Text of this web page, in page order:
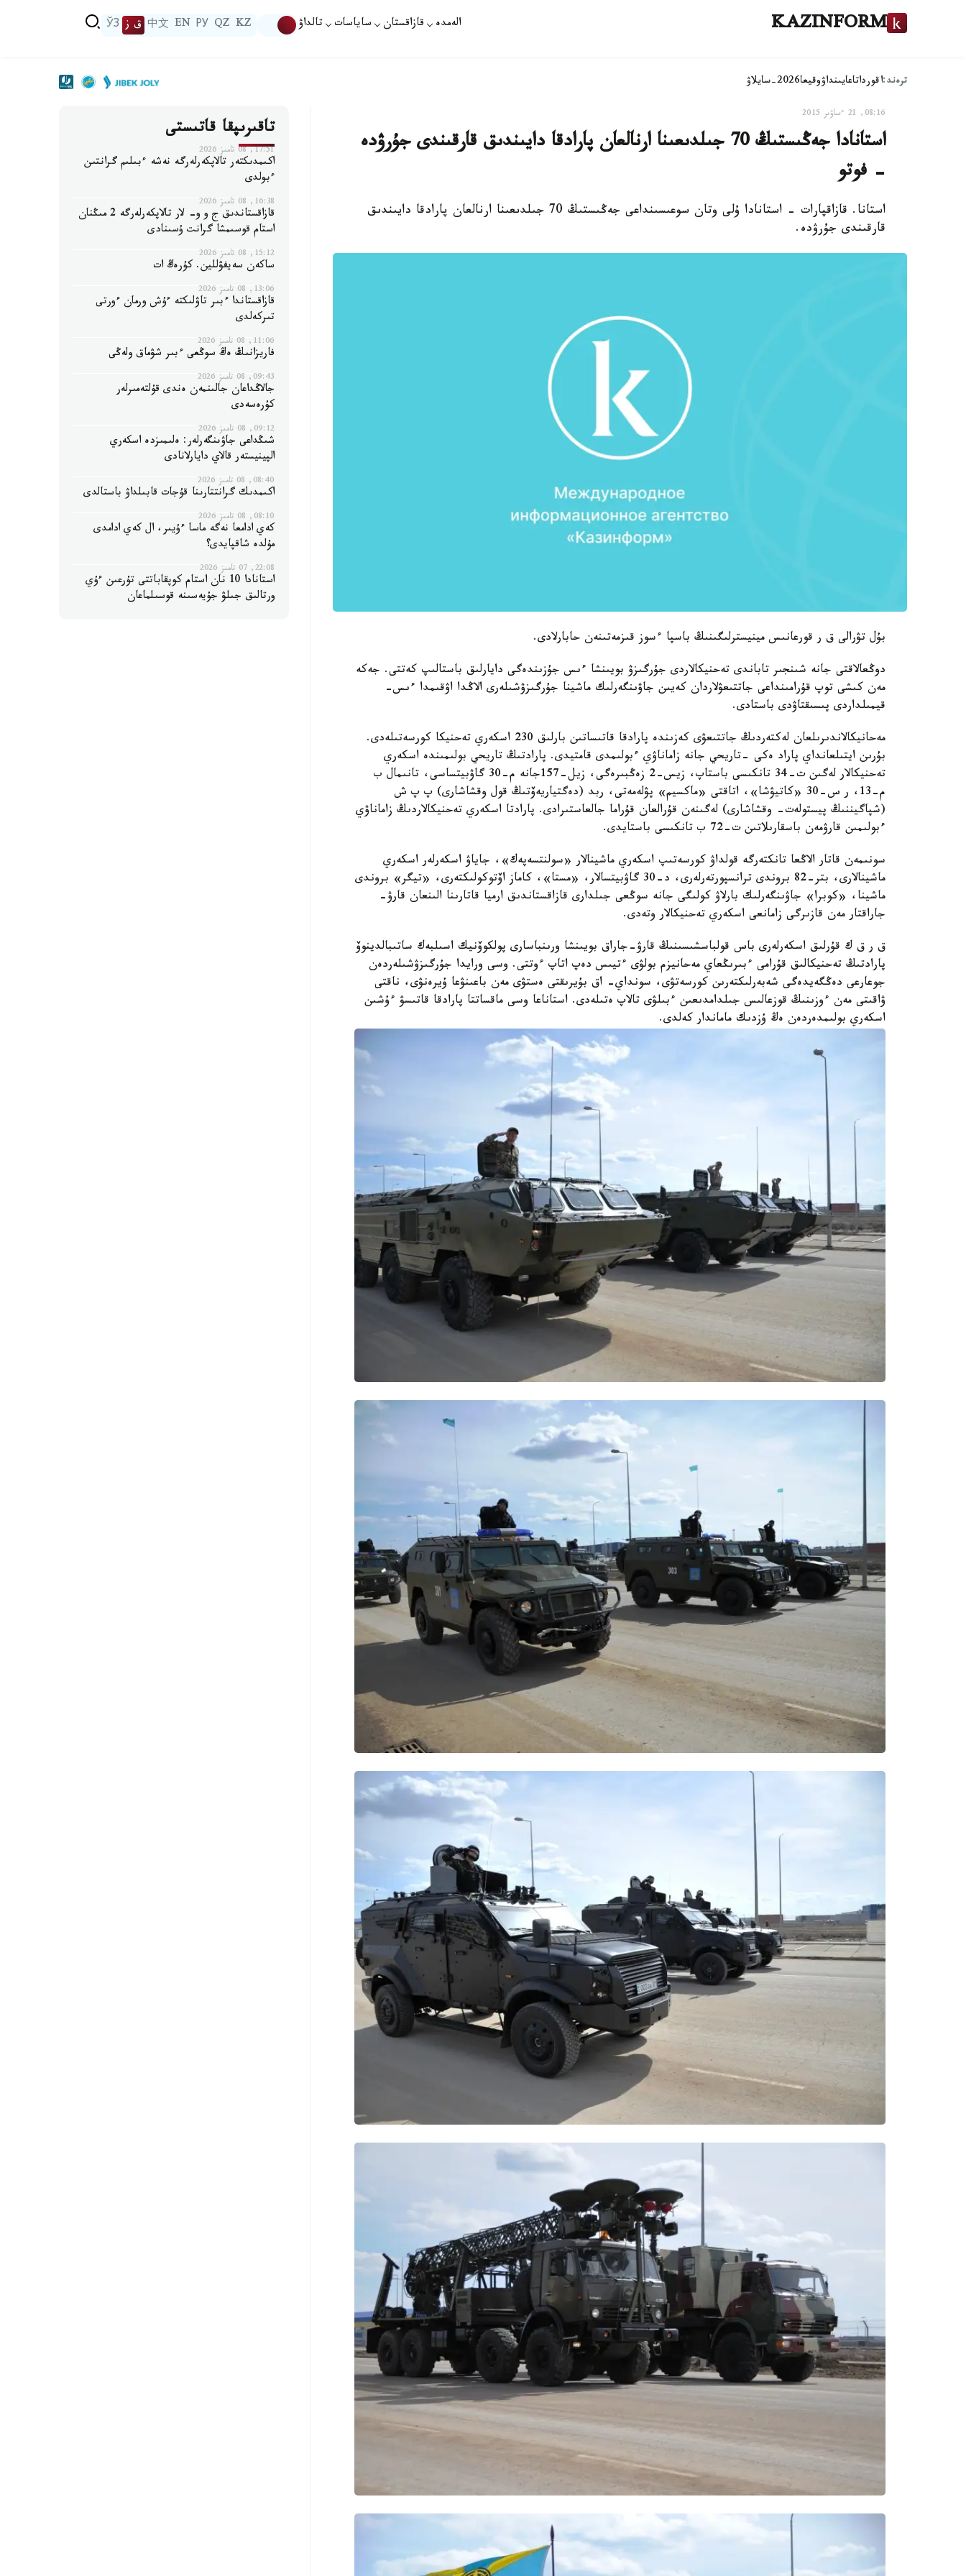
KAZINFORM الەمدە قازاقستان ساياسات تالداۋ KZ
QZ
РУ
EN
中文 ق ز ЎЗ
ترەند:اقورداتاعايىنداۋوقيعا2026-سايلاۋ
08:16, 21 ءساۋىر 2015
استانادا جەڭىستىڭ 70 جىلدىعىنا ارنالعان پارادقا دايىندىق قارقىندى جۇرۋدە
- فوتو
استانا. قازاقپارات - استانادا ۇلى وتان سوعىسىنداعى جەڭىستىڭ 70 جىلدىعىنا ارنالعان پارادقا دايىندىق
قارقىندى جۇرۋدە.
بۇل تۋرالى ق ر قورعانىس مينيسترلىگىنىڭ باسپا ءسوز قىزمەتىنەن حابارلادى.
دوڭعالاقتى جانە شىنجىر تاباندى تەحنيكالاردى جۇرگىزۋ بويىنشا ءىس جۇزىندەگى دايارلىق باستالىپ كەتتى. جەكە
مەن كىشى توپ قۇرامىنداعى جاتتىعۋلاردان كەيىن جاۋىنگەرلىك ماشينا جۇرگىزۋشىلەرى الاڭدا اۋقىمدا ءىس-
قيمىلداردى پىسىقتاۋدى باستادى.
مەحانيكالاندىرىلعان لەكتەردىڭ جاتتىعۋى كەزىندە پارادقا قاتىساتىن بارلىق 230 اسكەري تەحنيكا كورسەتىلەدى.
بۇرىن ايتىلعانداي پاراد ەكى -تاريحي جانە زاماناۋي ءبولىمدى قامتيدى. پارادتىڭ تاريحي بولىمىندە اسكەري
تەحنيكالار لەگىن ت-34 تانكىسى باستاپ، زيس-2 زەڭبىرەگى، زيل-157جانە م-30 گاۋبيتساسى، تانىمال ب
م-13، ر س-30 «كاتيۋشا»، اتاقتى «ماكسيم» پۋلەمەتى، ربد (دەگتياريەۆتىڭ قول وقشاشارى) پ پ ش
(شپاگيننىڭ پيستولەت- وقشاشارى) لەگىنەن قۇرالعان قۇراما جالعاستىرادى. پارادتا اسكەري تەحنيكالاردىڭ زاماناۋي
ءبولىمىن قارۋمەن باسقارىلاتىن ت-72 ب تانكىسى باستايدى.
سونىمەن قاتار الاڭعا تانكتەرگە قولداۋ كورسەتىپ اسكەري ماشينالار «سولنتسەپەك»، جاياۋ اسكەرلەر اسكەري
ماشينالارى، بتر-82 بروندى ترانسپورتەرلەرى، د-30 گاۋبيتسالار، «مستا»، كاماز اۆتوكولىكتەرى، «تيگر» بروندى
ماشينا، «كوبرا» جاۋىنگەرلىك بارلاۋ كولىگى جانە سوڭعى جىلدارى قازاقستاندىق ارميا قاتارىنا الىنعان قارۋ-
جاراقتار مەن قازىرگى زامانعى اسكەري تەحنيكالار وتەدى.
ق ر ق ك قۇرلىق اسكەرلەرى باس قولباسشىسىنىڭ قارۋ-جاراق بويىنشا ورىنباسارى پولكوۆنيك اسىلبەك ساتىبالدينوۆ
پارادتىڭ تەحنيكالىق قۇرامى ءبىرىڭعاي مەحانيزم بولۋى ءتيىس دەپ اتاپ ءوتتى. وسى ورايدا جۇرگىزۋشىلەردەن
جوعارعى دەڭگەيدەگى شەبەرلىكتەرىن كورسەتۋى، سونداي- اق بۇيرىقتى ەستۋى مەن باعىنۋعا ۇيرەنۋى، ناقتى
ۋاقىتى مەن ءوزىنىڭ قوزعالىس جىلدامدىعىن ءبىلۋى تالاپ ەتىلەدى. استاناعا وسى ماقساتتا پارادقا قاتىسۋ ءۇشىن
اسكەري بولىمدەردەن ەڭ ۇزدىك ماماندار كەلدى.
تاقىرىپقا قاتىستى
17:51, 08 تامىز 2026
اكىمدىكتەر تالاپكەرلەرگە نەشە ءبىلىم گرانتىن
ءبولدى
16:38, 08 تامىز 2026
قازاقستاندىق ج و و- لار تالاپكەرلەرگە 2 مىڭنان
استام قوسىمشا گرانت ۇسىنادى
15:12, 08 تامىز 2026
ساكەن سەيفۋللين. كۇرەڭ ات
13:06, 08 تامىز 2026
قازاقستاندا ءبىر تاۋلىكتە ءۇش ورمان ءورتى
تىركەلدى
11:06, 08 تامىز 2026
فاريزانىڭ ەڭ سوڭعى ءبىر شۋماق ولەڭى
09:43, 08 تامىز 2026
جالاڭداعان جالىنمەن ەندى قۇلتەمىرلەر
كۇرەسەدى
09:12, 08 تامىز 2026
شىڭداعى جاۋىنگەرلەر: ەلىمىزدە اسكەري
الپينيستەر قالاي دايارلانادى
08:40, 08 تامىز 2026
اكىمدىك گرانتتارىنا قۇجات قابىلداۋ باستالدى
08:10, 08 تامىز 2026
كەي ادامعا نەگە ماسا ءۇيىر، ال كەي ادامدى
مۇلدە شاقپايدى؟
22:08, 07 تامىز 2026
استانادا 10 نان استام كوپقاباتتى تۇرعىن ءۇي
ورتالىق جىلۋ جۇيەسىنە قوسىلماعان